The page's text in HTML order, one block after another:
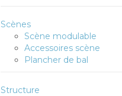
Scènes
Scène modulable
Accessoires scène
Plancher de bal
Structure